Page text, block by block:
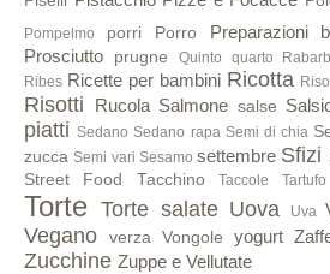
Pompelmo porri Porro Preparazioni
Prosciutto prugne Quinto quarto
Ribes Ricette per bambini Ricotta Riso
Risotti Rucola Salmone salse
piatti Sedano Sedano rapa Semi di chia
zucca Semi vari Sesamo settembre Sfizi
Street Food Tacchino Taccole Tartufo
Torte Torte salate Uova Uva
Vegano
verza Vongole yogurt
Zucchine Zuppe e Vellutate